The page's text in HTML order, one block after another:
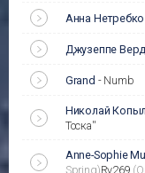
Анна Нетребко
Джузеппе
Grand - Numb
Николай
Тоска''
Anne-Sophie
Spring)Rv269